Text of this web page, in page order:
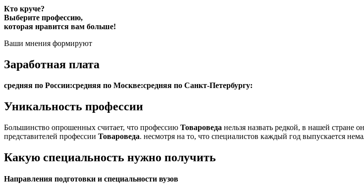
Кто круче?
Выберите профессию,
которая нравится вам больше!
Ваши мнения формируют
Заработная плата
средняя по России:средняя по Москве:средняя по Санкт-Петербургу:
Уникальность профессии
Большинство опрошенных считает, что профессию Товароведа нельзя назвать редкой, в нашей стране
представителей профессии Товароведа. несмотря на то, что специалистов каждый год выпускается
Какую специальность нужно получить
Направления подготовки и специальности вузов